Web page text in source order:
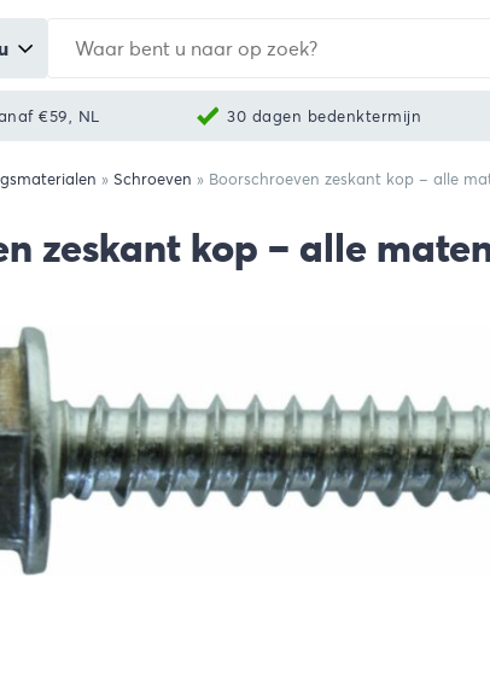
€59, NL 30 dagen bedenktermijn
» Schroeven » Boorschroeven zeskant kop – alle
zeskant kop – alle